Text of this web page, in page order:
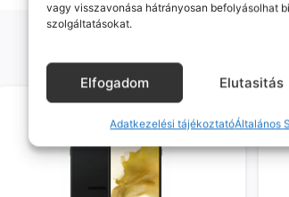
vagy visszavonása hátrányosan befolyásolhat
szolgáltatásokat.
Elfogadom Elutasitás
Adatkezelési tájékoztatóÁltalános
Mások ezeket is